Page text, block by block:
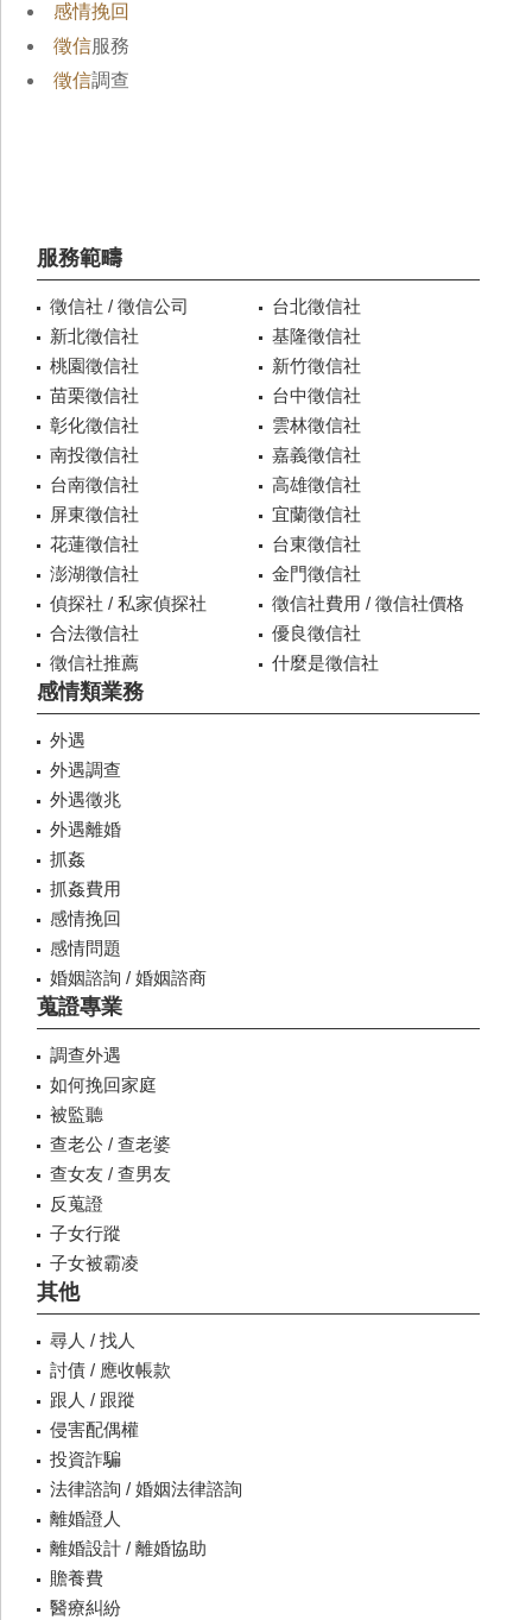
感情挽回
徵信服務
徵信調查
服務範疇
徵信社 / 徵信公司
台北徵信社
新北徵信社
基隆徵信社
桃園徵信社
新竹徵信社
苗栗徵信社
台中徵信社
彰化徵信社
雲林徵信社
南投徵信社
嘉義徵信社
台南徵信社
高雄徵信社
屏東徵信社
宜蘭徵信社
花蓮徵信社
台東徵信社
澎湖徵信社
金門徵信社
偵探社 / 私家偵探社
徵信社費用 / 徵信社價格
合法徵信社
優良徵信社
徵信社推薦
什麼是徵信社
感情類業務
外遇
外遇調查
外遇徵兆
外遇離婚
抓姦
抓姦費用
感情挽回
感情問題
婚姻諮詢 / 婚姻諮商
蒐證專業
調查外遇
如何挽回家庭
被監聽
查老公 / 查老婆
查女友 / 查男友
反蒐證
子女行蹤
子女被霸凌
其他
尋人 / 找人
討債 / 應收帳款
跟人 / 跟蹤
侵害配偶權
投資詐騙
法律諮詢 / 婚姻法律諮詢
離婚證人
離婚設計 / 離婚協助
贍養費
醫療糾紛